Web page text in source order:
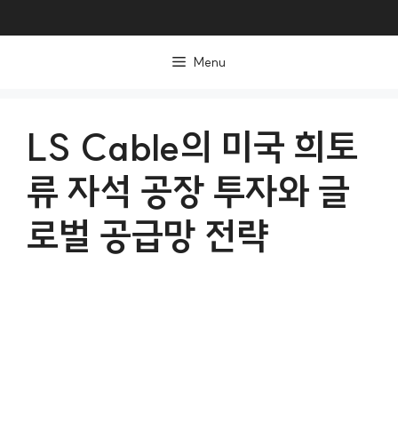
Menu
LS Cable의 미국 희토
류 자석 공장 투자와 글
로벌 공급망 전략